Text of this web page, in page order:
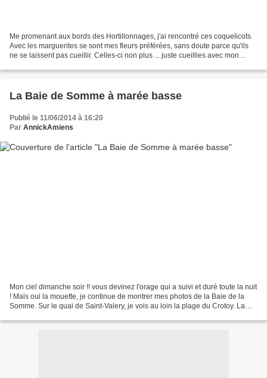
Me promenant aux bords des Hortillonnages, j'ai rencontré ces coquelicots.
Avec les marguerites se sont mes fleurs préférées, sans doute parce qu'ils
ne se laissent pas cueillir. Celles-ci non plus ... juste cueillies avec mon
La Baie de Somme à marée basse
Publié le 11/06/2014 à 16:20
Par AnnickAmiens
Mon ciel dimanche soir !! vous devinez l'orage qui a suivi et duré toute la nuit
! Mais oui la mouette, je continue de montrer mes photos de la Baie de la
Somme. Sur le quai de Saint-Valery, je vois au loin la plage du Crotoy. La